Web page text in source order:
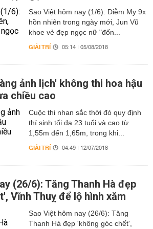
Sao Việt hôm nay (1/6): Diễm My 9x
hồn nhiên trong ngày mới, Jun Vũ
khoe vẻ đẹp ngọc nữ "đốn...
GIẢI TRÍ 05:14 | 05/08/2018
ảnh lịch' không thi hoa hậu
chiều cao
Cuộc thi nhan sắc thời đó quy định
thí sinh tối đa 23 tuổi và cao từ
1,55m đến 1,65m, trong khi...
GIẢI TRÍ 04:49 | 12/07/2018
(26/6): Tăng Thanh Hà đẹp
Vĩnh Thuỵ để lộ hình xăm
Sao Việt hôm nay (26/6): Tăng
Thanh Hà đẹp 'không góc chết',